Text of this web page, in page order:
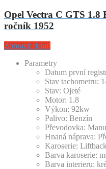
Opel Vectra C GTS
ročník 1952
Zobrazit detail
Parametry
Datum první
Stav tachometru:
Stav: Ojeté
Motor: 1.8
Výkon: 92kw
Palivo: Benzín
Převodovka:
Hnaná náprava:
Karoserie:
Barva karoserie:
Barva interieru: